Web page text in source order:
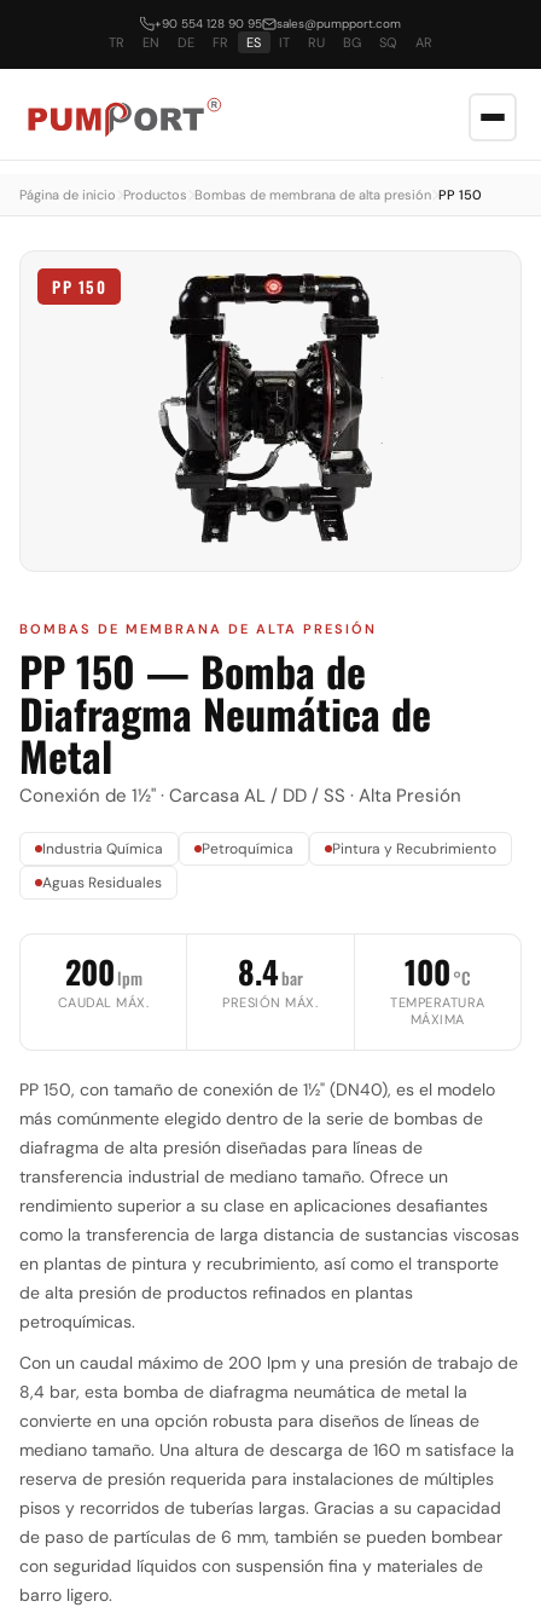
+90 554 128 90 95 sales@pumpport.com
TR EN DE FR ES IT RU BG SQ AR
Página de inicio Productos Bombas de membrana de alta presión PP 150
PP 150
BOMBAS DE MEMBRANA DE ALTA PRESIÓN
PP 150 — Bomba de
Diafragma Neumática de
Metal
Conexión de 1½" · Carcasa AL / DD / SS · Alta Presión
Industria Química Petroquímica
Pintura y Recubrimiento
Aguas Residuales
200lpm
CAUDAL MÁX.
8.4bar
PRESIÓN MÁX.
100°C
TEMPERATURA
MÁXIMA
PP 150, con tamaño de conexión de 1½" (DN40), es el modelo
más comúnmente elegido dentro de la serie de bombas de
diafragma de alta presión diseñadas para líneas de
transferencia industrial de mediano tamaño. Ofrece un
rendimiento superior a su clase en aplicaciones desafiantes
como la transferencia de larga distancia de sustancias viscosas
en plantas de pintura y recubrimiento, así como el transporte
de alta presión de productos refinados en plantas
petroquímicas.
Con un caudal máximo de 200 lpm y una presión de trabajo de
8,4 bar, esta bomba de diafragma neumática de metal la
convierte en una opción robusta para diseños de líneas de
mediano tamaño. Una altura de descarga de 160 m satisface la
reserva de presión requerida para instalaciones de múltiples
pisos y recorridos de tuberías largas. Gracias a su capacidad
de paso de partículas de 6 mm, también se pueden bombear
con seguridad líquidos con suspensión fina y materiales de
barro ligero.